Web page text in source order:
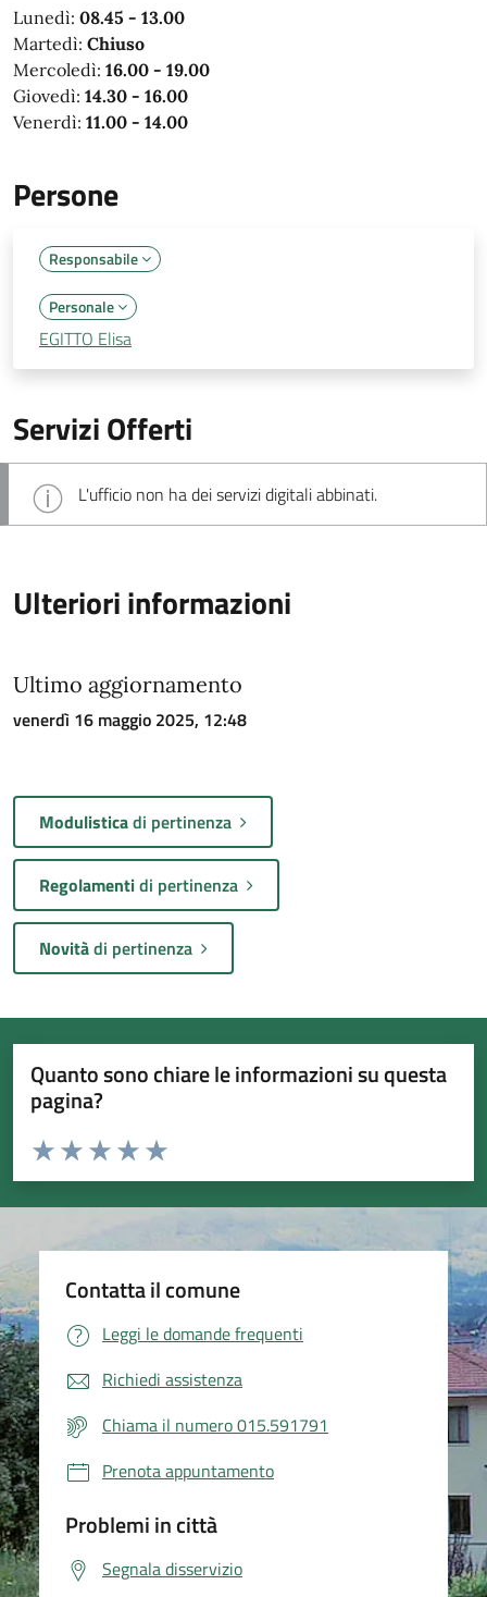
Lunedì: 08.45 - 13.00
Martedì: Chiuso
Mercoledì: 16.00 - 19.00
Giovedì: 14.30 - 16.00
Venerdì: 11.00 - 14.00
Persone
Responsabile
Personale
EGITTO Elisa
Servizi Offerti
L'ufficio non ha dei servizi digitali abbinati.
Ulteriori informazioni
Ultimo aggiornamento
venerdì 16 maggio 2025, 12:48
Modulisticadi pertinenza
Regolamentidi pertinenza
Novitàdi pertinenza
Quanto sono chiare le informazioni su questa
pagina?
Valuta da 1 a 5 stelle la pagina
Valuta 5 stelle su 5
Valuta 4 stelle su 5
Valuta 3 stelle su 5
Valuta 2 stelle su 5
Valuta 1 stelle su 5
Contatta il comune
Leggi le domande frequenti
Richiedi assistenza
Chiama il numero 015.591791
Prenota appuntamento
Problemi in città
Segnala disservizio